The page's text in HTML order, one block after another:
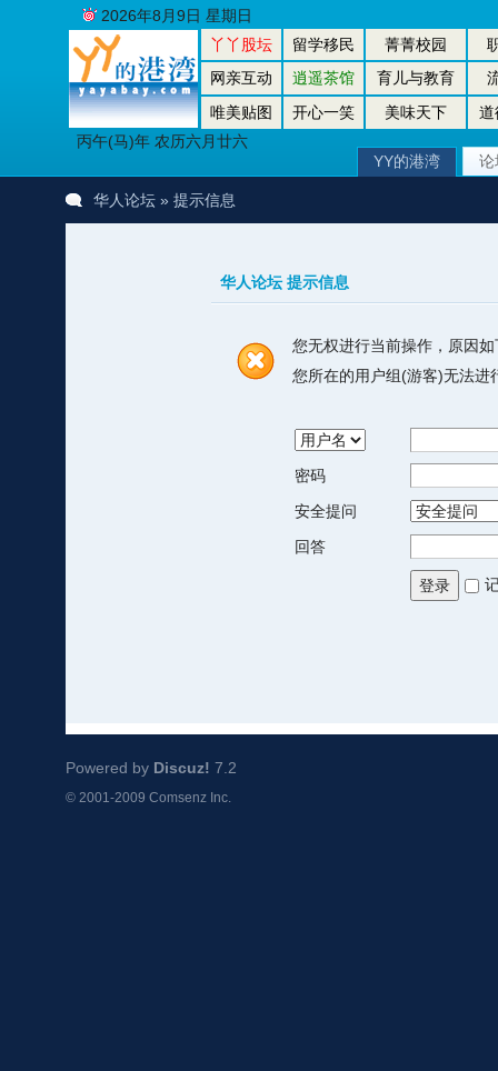
丫丫股坛 留学移民 菁菁校园
网亲互动
逍遥茶馆 育儿与教育
唯美贴图
开心一笑 美味天下
道
丙午(马)年 农历六月廿六
2026年8月9日 星期日
YY的港湾 论
华人论坛» 提示信息
华人论坛 提示信息
您无权进行当前操作，原因如
您所在的用户组(游客)无法进
密码
安全提问
回答
登录
Powered by Discuz! 7.2
© 2001-2009 Comsenz Inc.